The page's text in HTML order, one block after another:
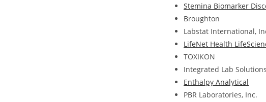
Stemina Biomarker
Broughton
Labstat International,
LifeNet Health
TOXIKON
Integrated Lab
Enthalpy Analytical
PBR Laboratories, Inc.